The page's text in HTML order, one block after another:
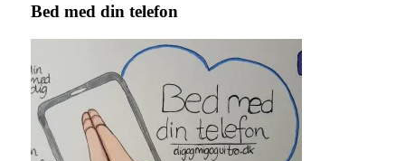
Bed med din telefon